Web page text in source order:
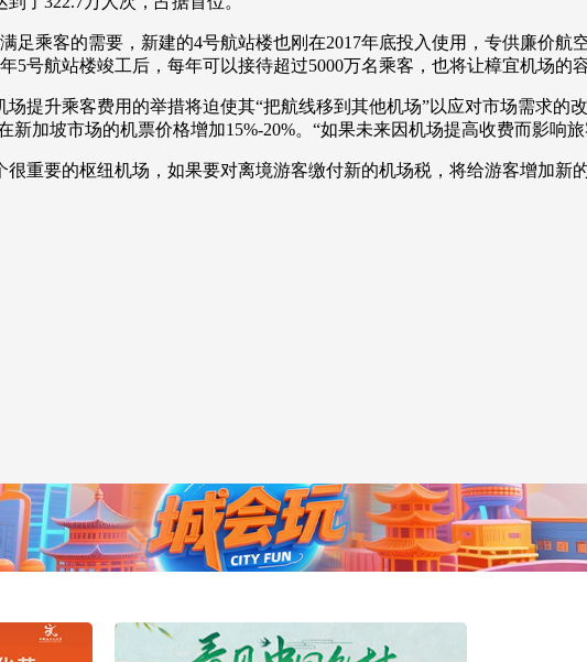
客的需要，新建的4号航站楼也刚在2017年底投入使用，专供廉价航
号航站楼竣工后，每年可以接待超过5000万名乘客，也将让樟宜机场的容
升乘客费用的举措将迫使其“把航线移到其他机场”以应对市场需求的改
加坡市场的机票价格增加15%-20%。“如果未来因机场提高收费而影响
要的枢纽机场，如果要对离境游客缴付新的机场税，将给游客增加新